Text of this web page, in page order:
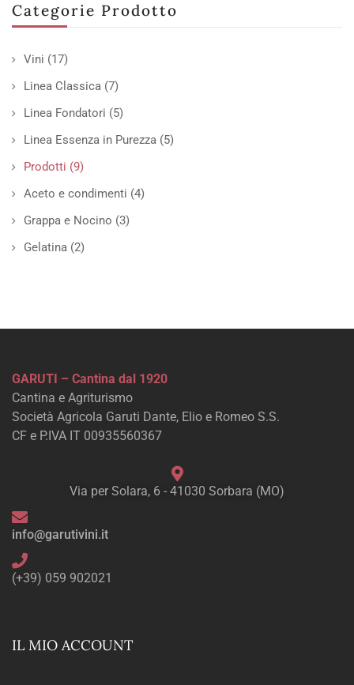
Categorie Prodotto
Vini (17)
Linea Classica (7)
Linea Fondatori (5)
Linea Essenza in Purezza (5)
Prodotti (9)
Aceto e condimenti (4)
Grappa e Nocino (3)
Gelatina (2)
GARUTI – Cantina dal 1920
Cantina e Agriturismo
Società Agricola Garuti Dante, Elio e Romeo S.S.
CF e P.IVA IT 00935560367
Via per Solara, 6 - 41030 Sorbara (MO)
info@garutivini.it
(+39) 059 902021
IL MIO ACCOUNT